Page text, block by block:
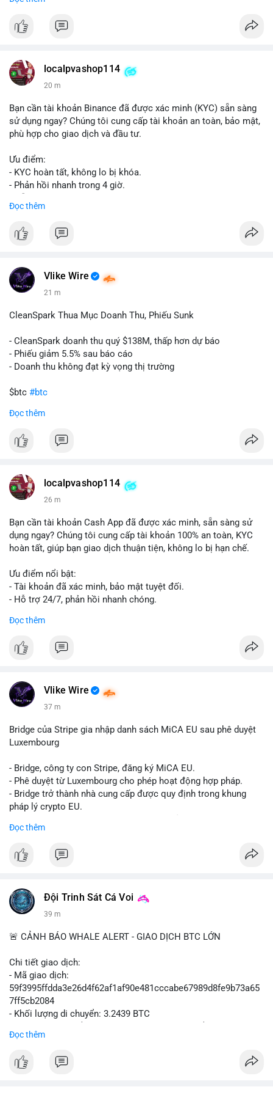
📞 WhatsApp: +1 660 215-8938
📧 Email: localpvashop@gmail.com
của bạn!
localpvashop114
20 m
Bạn cần tài khoản Binance đã được xác minh (KYC) sẵn sàng
sử dụng ngay? Chúng tôi cung cấp tài khoản an toàn, bảo mật,
phù hợp cho giao dịch và đầu tư.
Ưu điểm:
- KYC hoàn tất, không lo bị khóa.
- Phản hồi nhanh trong 4 giờ.
📞 WhatsApp: +1 660 215-8938
Đọc thêm
Vlike Wire
21 m
CleanSpark Thua Mục Doanh Thu, Phiếu Sunk
- CleanSpark doanh thu quý $138M, thấp hơn dự báo
- Phiếu giảm 5.5% sau báo cáo
- Doanh thu không đạt kỳ vọng thị trường
$btc #btc
#vlikevn
📰 Nguồn: Cointelegraph
Đọc thêm
localpvashop114
26 m
Bạn cần tài khoản Cash App đã được xác minh, sẵn sàng sử
dụng ngay? Chúng tôi cung cấp tài khoản 100% an toàn, KYC
hoàn tất, giúp bạn giao dịch thuận tiện, không lo bị hạn chế.
Ưu điểm nổi bật:
- Tài khoản đã xác minh, bảo mật tuyệt đối.
- Hỗ trợ 24/7, phản hồi nhanh chóng.
nay:
📧 Email: localpvashop@gmail.com
Đọc thêm
Vlike Wire
37 m
Bridge của Stripe gia nhập danh sách MiCA EU sau phê duyệt
Luxembourg
- Bridge, công ty con Stripe, đăng ký MiCA EU.
- Phê duyệt từ Luxembourg cho phép hoạt động hợp pháp.
- Bridge trở thành nhà cung cấp được quy định trong khung
pháp lý crypto EU.
#luxembourg
#vlikevn #titanbot
📰 Nguồn: Cointelegraph
Đọc thêm
Đội Trinh Sát Cá Voi
39 m
🚨 CẢNH BÁO WHALE ALERT - GIAO DỊCH BTC LỚN
Chi tiết giao dịch:
- Mã giao dịch:
59f3995ffdda3e26d4f62af1af90e481cccabe67989d8fe9b73a65
7ff5cb2084
- Khối lượng di chuyển: 3.2439 BTC
USD)
Đọc thêm